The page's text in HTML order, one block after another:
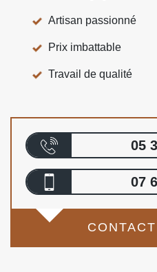
Artisan passionné
Prix imbattable
Travail de qualité
05
07